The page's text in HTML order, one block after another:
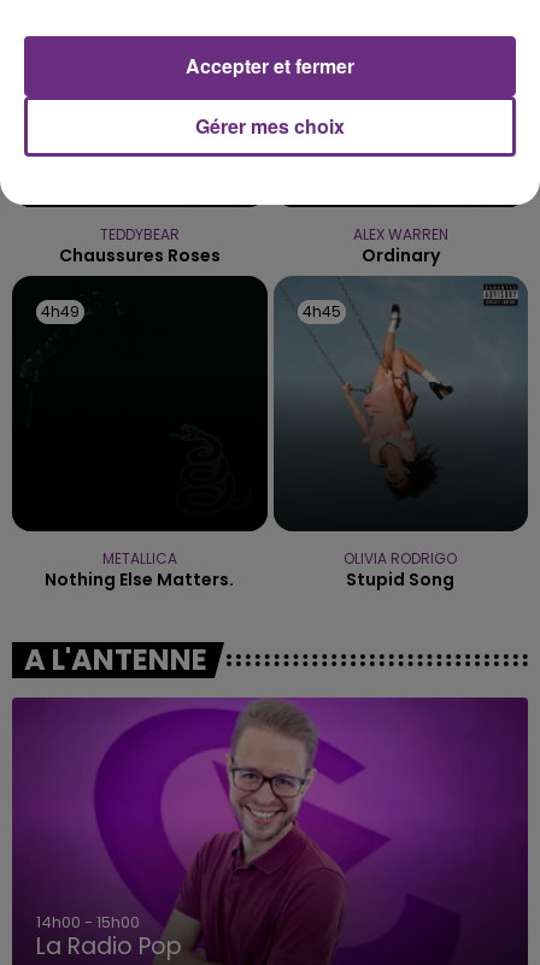
TEDDYBEAR
Chaussures Roses
ALEX WARREN
Ordinary
4h49
4h49
METALLICA
Nothing Else Matters.
4h45
4h45
OLIVIA RODRIGO
Stupid Song
A L'ANTENNE
14h00 - 15h00
La Radio Pop
Gérer mes choix
Accepter et fermer